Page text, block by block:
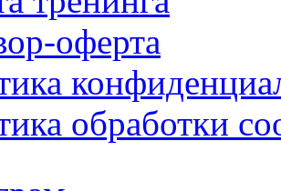
оферта
обработки